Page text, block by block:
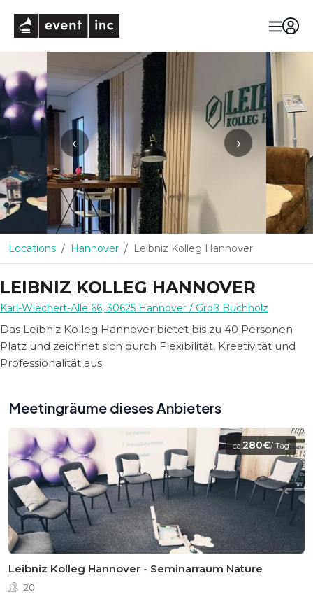
‹ ›
Locations Hannover Leibniz Kolleg Hannover
LEIBNIZ KOLLEG HANNOVER
Karl-Wiechert-Alle 66,30625 Hannover / Groß Buchholz
Das Leibniz Kolleg Hannover bietet bis zu 40 Personen
Platz und zeichnet sich durch Flexibilität, Kreativität und
Professionalität aus.
Meetingräume dieses Anbieters
ca.280€/ Tag
Leibniz Kolleg Hannover - Seminarraum Nature
20